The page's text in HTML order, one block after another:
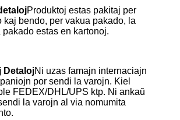
Produktoj estas pakitaj per
kaj bendo, per vakua pakado, la
pakado estas en kartonoj.
DetalojNi uzas famajn internaciajn
por sendi la varojn. Kiel
FEDEX/DHL/UPS ktp. Ni ankaŭ
la varojn al via nomumita